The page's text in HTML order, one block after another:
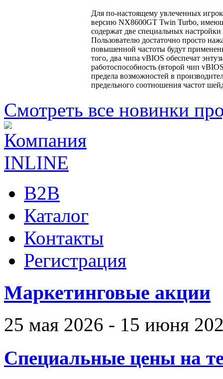
Для по-настоящему увлеченных
версию NX8600GT Twin Turbo,
содержат две специальных
Пользователю достаточно просто
повышенной частоты будут
того, два чипа vBIOS обеспечат
работоспособность (второй чип
предела возможностей в
предельного соотношения частот
Смотреть все новинки
B2B
Каталог
Контакты
Регистрация
Маркетинговые акции
25 мая 2026 - 15 июня
Специальные цены на